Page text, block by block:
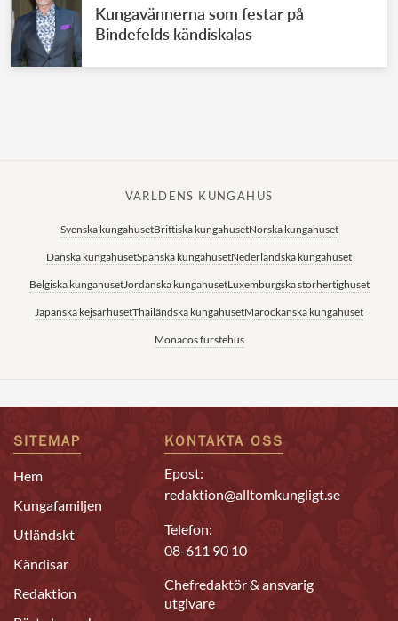
Jordanska kungahuset
Luxemburgska storhertighuset
Japanska kejsarhuset
Kungavännerna som festar på
Bindefelds kändiskalas
VÄRLDENS KUNGAHUS
Svenska kungahusetBrittiska kungahusetNorska kungahuset
Danska kungahusetSpanska kungahusetNederländska kungahuset
Belgiska kungahusetJordanska kungahusetLuxemburgska storhertighuset
Japanska kejsarhusetThailändska kungahusetMarockanska kungahuset
Monacos furstehus
SITEMAP
Hem
Kungafamiljen
Utländskt
Kändisar
Redaktion
KONTAKTA OSS
Epost:
redaktion@alltomkungligt.se
Telefon:
08-611 90 10
Chefredaktör & ansvarig
utgivare